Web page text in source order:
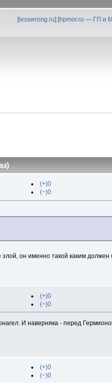
[lesswrong.ru] [hpmor.ru — ГП и
(+)0
(−)0
он именно такой каким
(+)0
(−)0
И наверняка - перед
(+)0
(−)0